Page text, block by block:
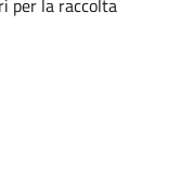
per la raccolta